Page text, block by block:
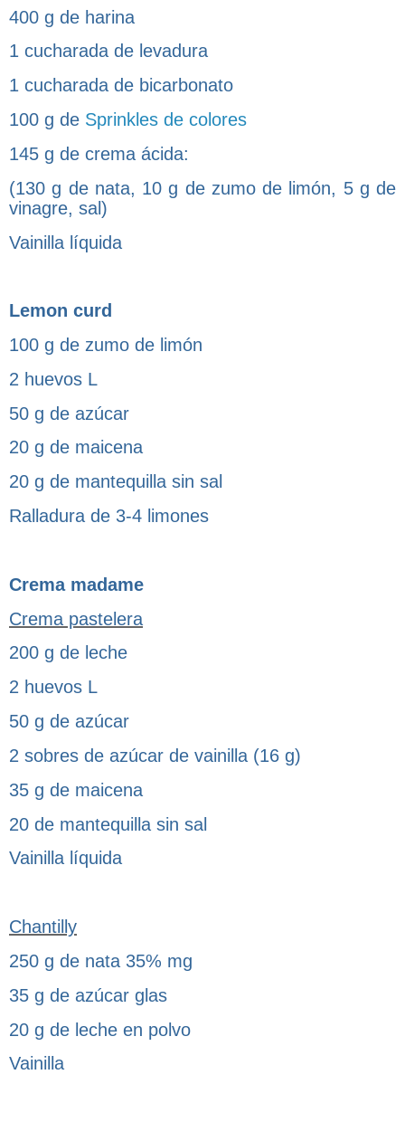
400 g de harina
1 cucharada de levadura
1 cucharada de bicarbonato
100 g de Sprinkles de colores
145 g de crema ácida:
(130 g de nata, 10 g de zumo de limón, 5 g de
vinagre, sal)
Vainilla líquida
Lemon curd
100 g de zumo de limón
2 huevos L
50 g de azúcar
20 g de maicena
20 g de mantequilla sin sal
Ralladura de 3-4 limones
Crema madame
Crema pastelera
200 g de leche
2 huevos L
50 g de azúcar
2 sobres de azúcar de vainilla (16 g)
35 g de maicena
20 de mantequilla sin sal
Vainilla líquida
Chantilly
250 g de nata 35% mg
35 g de azúcar glas
20 g de leche en polvo
Vainilla